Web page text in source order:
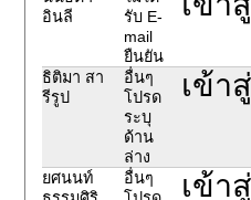
อินลี
รับ E-
mail
ยืนยัน
ธิติมา สา
รีรูป
อื่นๆ
โปรด
ระบุ
ด้าน
ล่าง
เข้า
ยศนนท์
อื่นๆ
เข้า